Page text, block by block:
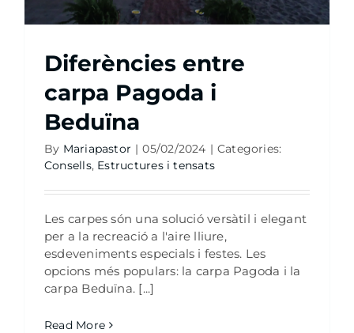
Diferències entre
carpa Pagoda i
Beduïna
By Mariapastor | 05/02/2024 | Categories:
Consells, Estructures i tensats
Les carpes són una solució versàtil i elegant
per a la recreació a l'aire lliure,
esdeveniments especials i festes. Les
opcions més populars: la carpa Pagoda i la
carpa Beduïna. [...]
Read More